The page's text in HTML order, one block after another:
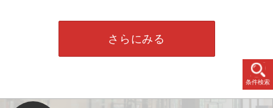
さらにみる
条件検索